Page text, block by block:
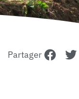
Partager